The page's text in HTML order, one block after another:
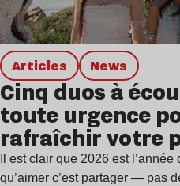
Articles news
Cinq duos à
toute urgence
rafraîchir votre
estivale
Il est clair que 2026 est
qu’aimer c’est partager — pas